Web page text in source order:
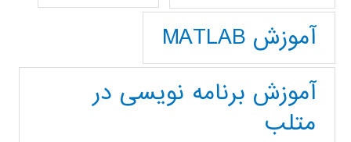
آموزش MATLAB
آموزش برنامه نویسی در
متلب